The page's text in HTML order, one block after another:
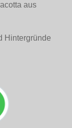
aus
Hintergründe